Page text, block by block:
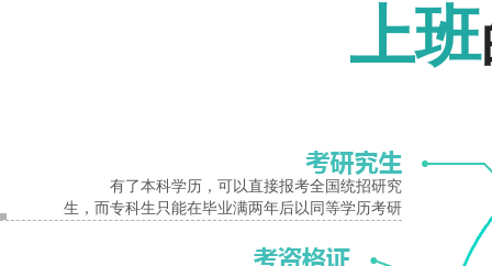
高中起点本、专科体育类和艺术类录取文化课最低控制分数线按相应文、理科类
上班
有了本科学历，可以直接报考全国统招研究
生，而专科生只能在毕业满两年后以同等学历考研